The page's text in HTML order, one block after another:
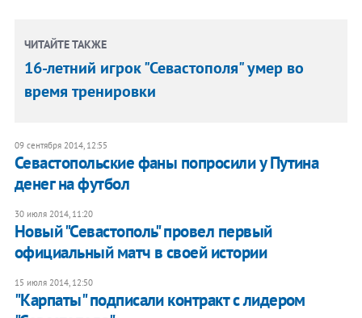
ЧИТАЙТЕ ТАКЖЕ
16-летний игрок "Севастополя" умер во
время тренировки
09 сентября 2014, 12:55
Севастопольские фаны попросили у Путина
денег на футбол
30 июля 2014, 11:20
Новый "Севастополь" провел первый
официальный матч в своей истории
15 июля 2014, 12:50
"Карпаты" подписали контракт с лидером